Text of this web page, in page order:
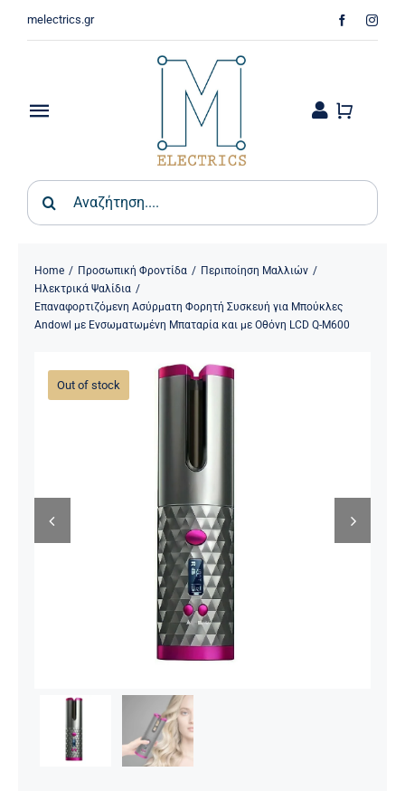
melectrics.gr
Search
for:
Toggle
Σπίτι – Κήπος
Φωτιστικά
Οικιακός Εξοπλισμός
Ψύξη & Θέρμανση
Home Προσωπική Φροντίδα
Περιποίηση Μαλλιών
Ηλεκτρικά Ψαλίδια
Επαναφορτιζόμενη Ασύρματη Φορητή Συσκευή για Μπούκλες
Andowl με Ενσωματωμένη Μπαταρία και με Οθόνη LCD Q-M600
Out of stock
 